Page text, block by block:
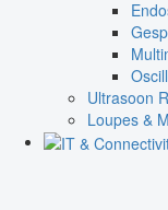
Ultrasoon
Loupes &